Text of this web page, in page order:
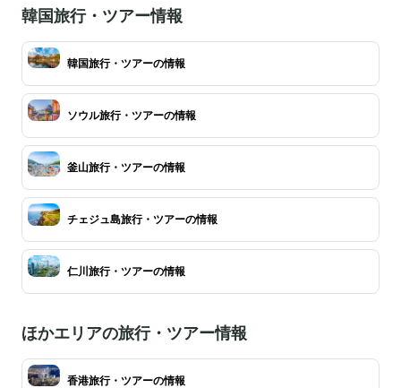
韓国旅行・ツアー情報
韓国旅行・ツアーの情報
ソウル旅行・ツアーの情報
釜山旅行・ツアーの情報
チェジュ島旅行・ツアーの情報
仁川旅行・ツアーの情報
ほかエリアの旅行・ツアー情報
香港旅行・ツアーの情報